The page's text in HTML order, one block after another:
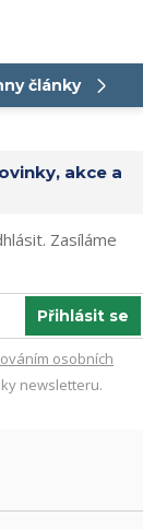
články
akce a
Zasíláme
Přihlásit se
osobních
newsletteru.